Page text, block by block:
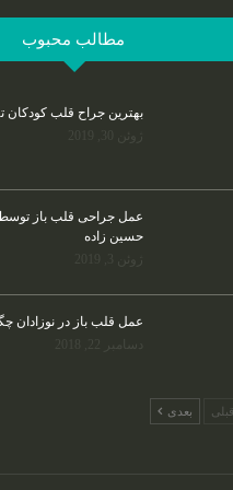
مطالب محبوب
بهترین جراح قلب کودکان
عمل جراحی قلب باز توسط
حسین زاده
عمل قلب باز در نوزادان
بعدی